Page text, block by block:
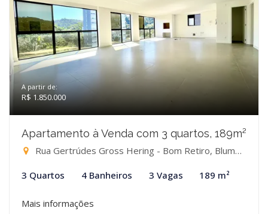
A partir de:
R$ 1.850.000
Apartamento à Venda com 3 quartos, 189m²
Rua Gertrúdes Gross Hering - Bom Retiro, Blumenau-SC
3 Quartos 4 Banheiros 3 Vagas 189 m²
Mais informações